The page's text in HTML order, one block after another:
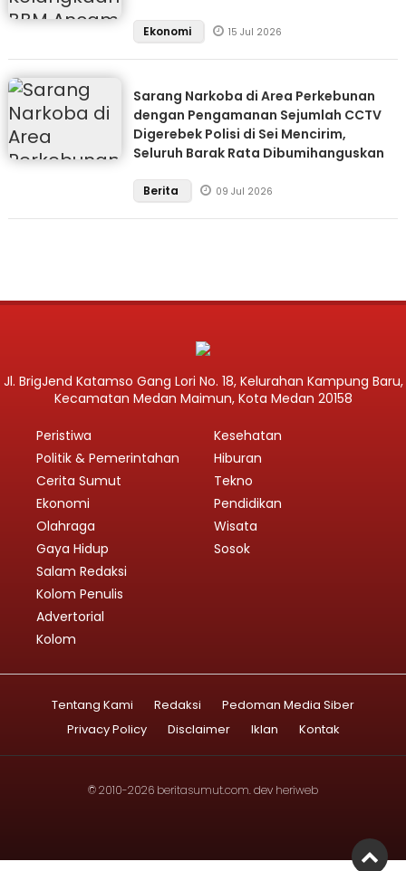
Ekonomi 15 Jul 2026
Sarang Narkoba di Area Perkebunan
dengan Pengamanan Sejumlah CCTV
Digerebek Polisi di Sei Mencirim,
Seluruh Barak Rata Dibumihanguskan
Berita 09 Jul 2026
Jl. BrigJend Katamso Gang Lori No. 18, Kelurahan Kampung Baru,
Kecamatan Medan Maimun, Kota Medan 20158
Peristiwa
Politik & Pemerintahan
Cerita Sumut
Ekonomi
Olahraga
Gaya Hidup
Kesehatan
Hiburan
Tekno
Pendidikan
Wisata
Sosok
Salam Redaksi
Kolom Penulis
Advertorial
Kolom
Tentang Kami Redaksi
Pedoman Media Siber
Privacy Policy
Disclaimer Iklan Kontak
© 2010-2026 beritasumut.com. dev heriweb